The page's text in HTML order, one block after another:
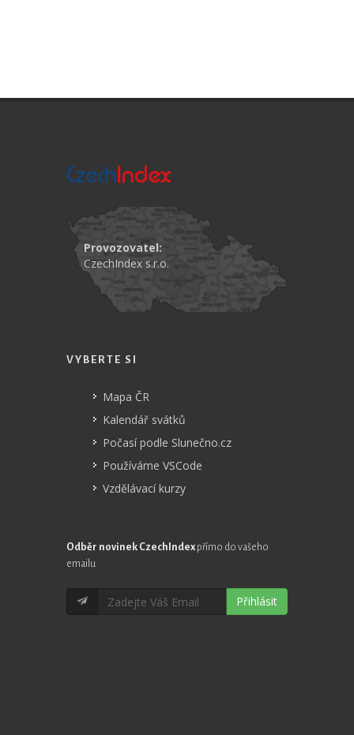
Provozovatel:
CzechIndex s.r.o.
VYBERTE SI
Mapa ČR
Kalendář svátků
Počasí podle Slunečno.cz
Používáme VSCode
Vzdělávací kurzy
Odběr novinek CzechIndex přímo do vašeho
emailu
Přihlásit